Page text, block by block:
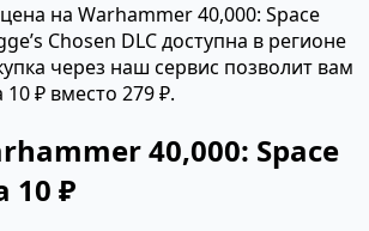
на Warhammer 40,000: Space
Chosen DLC доступна в регионе
через наш сервис позволит вам
10 ₽ вместо 279 ₽.
40,000: Space
10 ₽